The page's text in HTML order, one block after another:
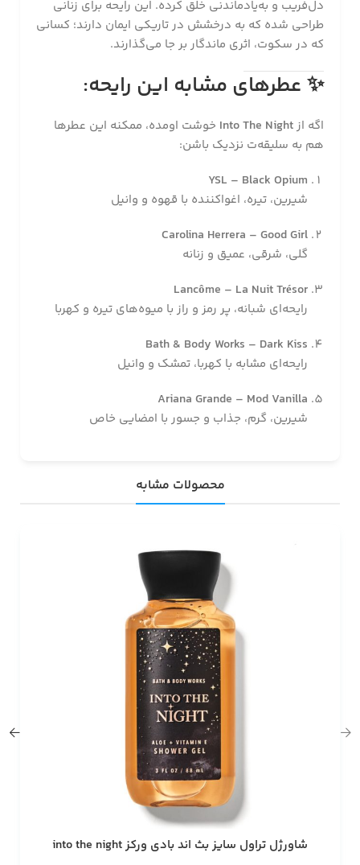
دل‌فریب و به‌یادماندنی خلق کرده. این رایحه برای زنانی
طراحی شده که به درخشش در تاریکی ایمان دارند؛ کسانی
که در سکوت، اثری ماندگار بر جا می‌گذارند.
✨ عطرهای مشابه این رایحه:
اگه ازInto The Night خوشت اومده، ممکنه این عطرها
هم به سلیقه‌ت نزدیک باشن:
YSL – Black Opium
شیرین، تیره، اغواکننده با قهوه و وانیل
Carolina Herrera – Good Girl
گلی، شرقی، عمیق و زنانه
Lancôme – La Nuit Trésor
رایحه‌ای شبانه، پر رمز و راز با میوه‌های تیره و کهربا
Bath & Body Works – Dark Kiss
رایحه‌ای مشابه با کهربا، تمشک و وانیل
Ariana Grande – Mod Vanilla
شیرین، گرم، جذاب و جسور با امضایی خاص
محصولات مشابه
شاورژل تراول سایز بث اند بادی ورکز into the night